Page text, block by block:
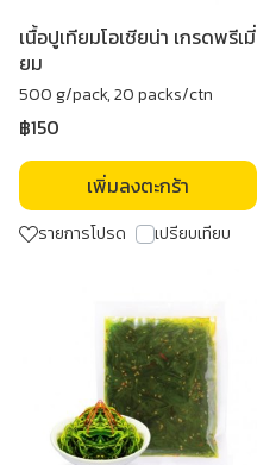
เนื้อปูเทียมโอเชียน่า เกรดพรีเมี่
ยม
500 g/pack, 20 packs/ctn
฿150
เพิ่มลงตะกร้า
รายการโปรด เปรียบเทียบ